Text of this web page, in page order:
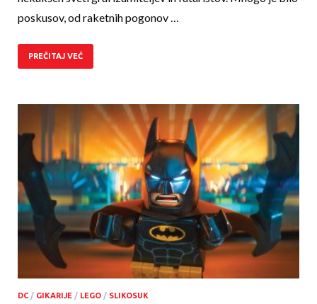
poskusov, od raketnih pogonov …
PREČITAJ VEČ
DC / GIKARIJE / LEGO / SLIKOSUK